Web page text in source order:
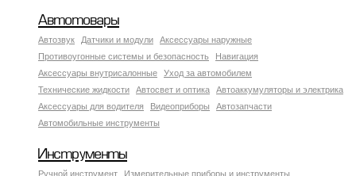
Автотовары
Автозвук Датчики и модули
Аксессуары наружные
Противоугонные системы и безопасность
Навигация
Аксесcуары внутрисалонные
Уход за автомобилем
Технические жидкости
Автосвет и оптика
Автоаккумуляторы и электрика
Аксессуары для водителя
Видеоприборы
Автозапчасти
Автомобильные инструменты
Инструменты
Ручной инструмент Измерительные приборы и инструменты